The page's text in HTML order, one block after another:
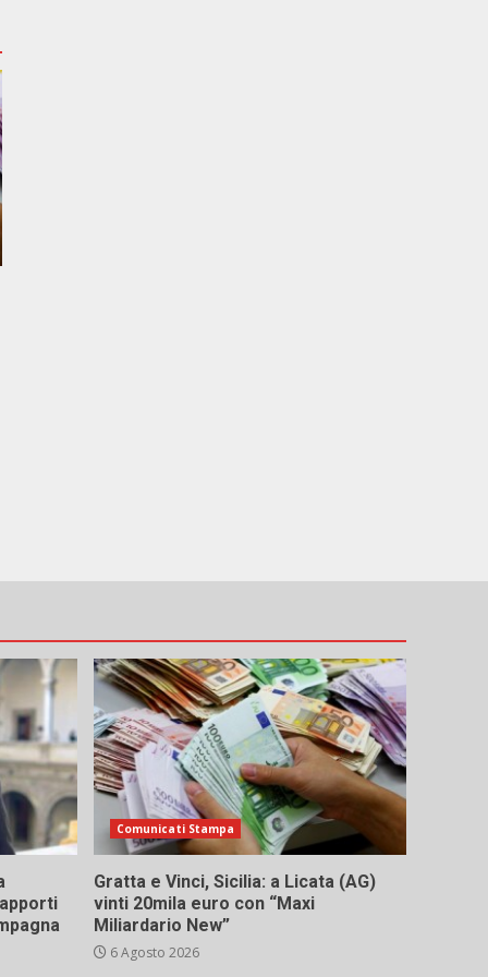
Comunicati Stampa
Gratta e Vinci, Sicilia: a Licata (AG)
vinti 20mila euro con “Maxi
Miliardario New”
6 Agosto 2026